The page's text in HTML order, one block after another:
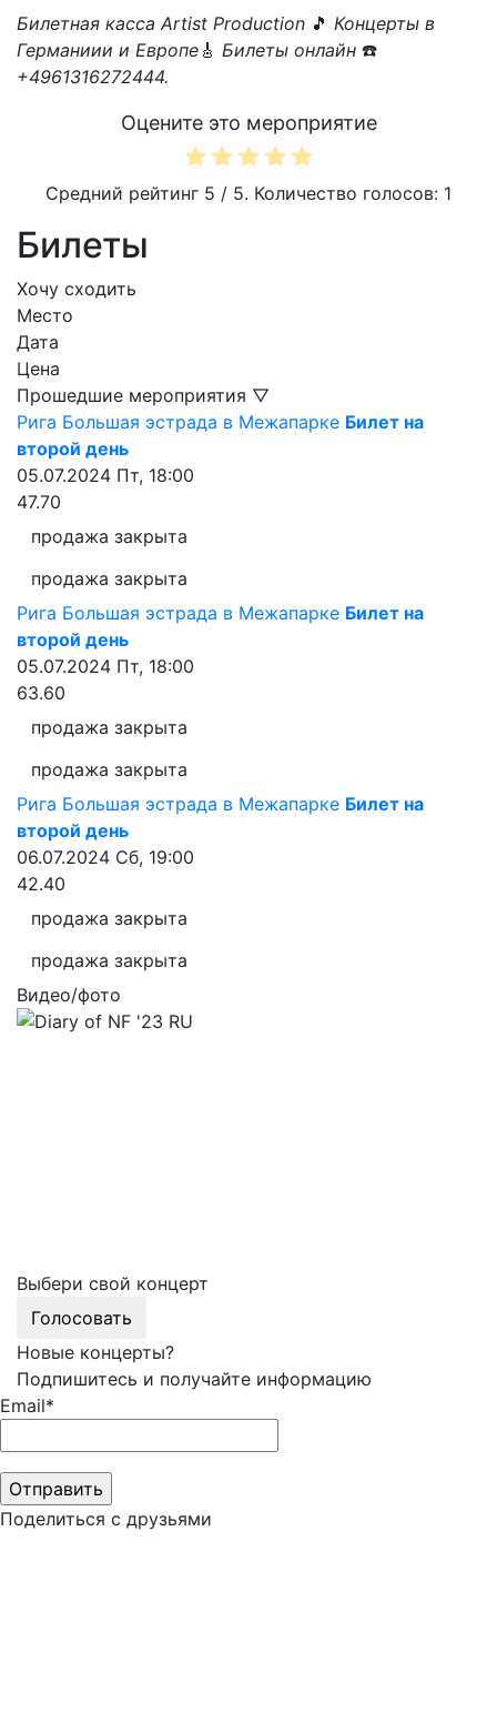
Билетная касса Artist Production 🎵 Концерты в
Германиии и Европе 🎸 Билеты онлайн ☎️
+4961316272444.
Оцените это мероприятие
Средний рейтинг 5 / 5. Количество голосов: 1
Билеты
Хочу сходить
Место
Дата
Цена
Прошедшие мероприятия ▽
Рига Большая эстрада в Межапарке Билет на
второй день
05.07.2024 Пт, 18:00
47.70
продажа закрыта
продажа закрыта
Рига Большая эстрада в Межапарке Билет на
второй день
05.07.2024 Пт, 18:00
63.60
продажа закрыта
продажа закрыта
Рига Большая эстрада в Межапарке Билет на
второй день
06.07.2024 Сб, 19:00
42.40
продажа закрыта
продажа закрыта
Видео/фото
Выбери свой концерт
Голосовать
Новые концерты?
Подпишитесь и получайте информацию
Email*
Поделиться с друзьями